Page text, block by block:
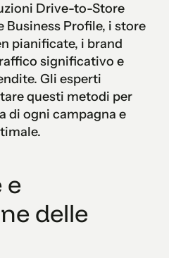
Drive-to-Store
Business Profile, i store
pianificate, i brand
significativo e
Gli esperti
questi metodi per
di ogni campagna e
e
delle